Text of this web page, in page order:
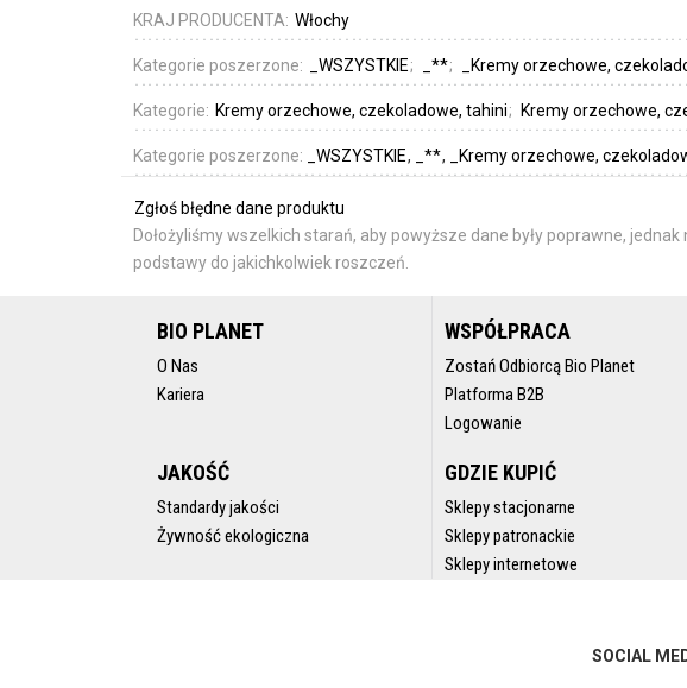
KRAJ PRODUCENTA: Włochy
Kategorie poszerzone: _WSZYSTKIE _** _Kremy orzechowe,
Kategorie: Kremy orzechowe, czekoladowe, tahini Kremy orzechowe,
Kategorie poszerzone: _WSZYSTKIE _** _Kremy orzechowe,
Zgłoś błędne dane produktu
Dołożyliśmy wszelkich starań, aby powyższe dane były poprawne,
podstawy do jakichkolwiek roszczeń.
BIO PLANET
O Nas
Kariera
WSPÓŁPRACA
Zostań Odbiorcą Bio Planet
Platforma B2B
Logowanie
JAKOŚĆ
Standardy jakości
Żywność ekologiczna
GDZIE KUPIĆ
Sklepy stacjonarne
Sklepy patronackie
Sklepy internetowe
SOCIAL